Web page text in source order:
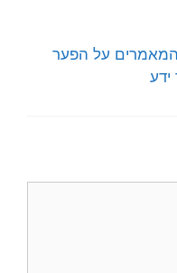
המאמרים על הפער
ידע